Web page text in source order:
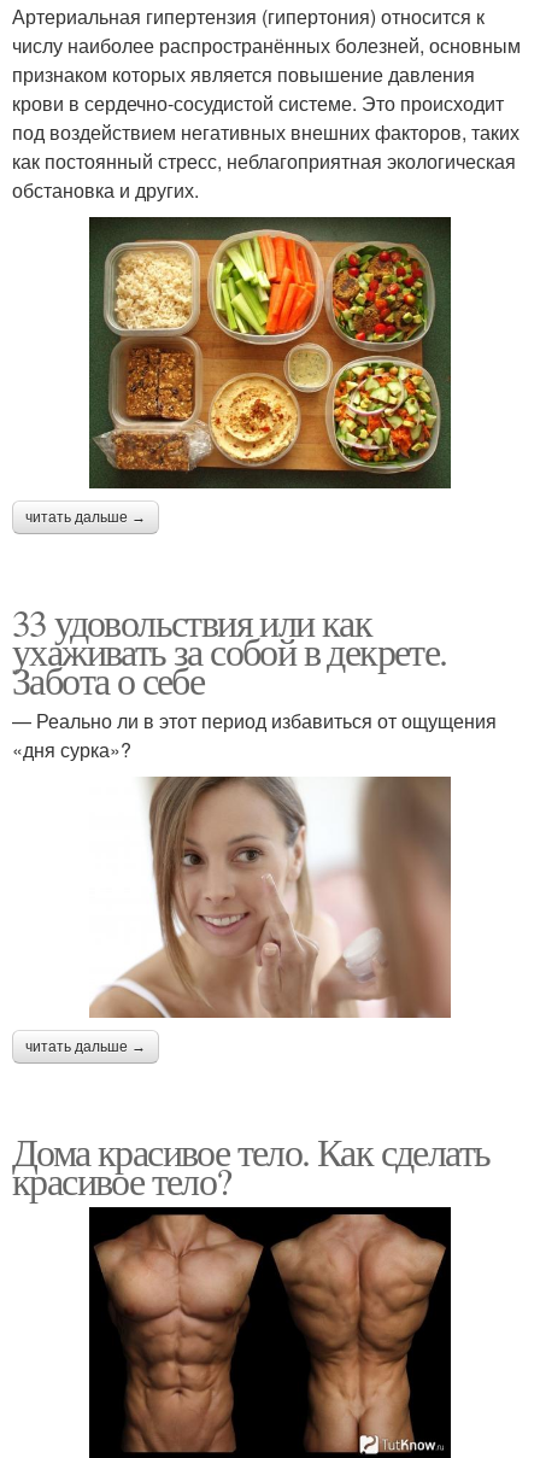
Артериальная гипертензия (гипертония) относится к
числу наиболее распространённых болезней, основным
признаком которых является повышение давления
крови в сердечно-сосудистой системе. Это происходит
под воздействием негативных внешних факторов, таких
как постоянный стресс, неблагоприятная экологическая
обстановка и других.
читать дальше →
33 удовольствия или как
ухаживать за собой в декрете.
Забота о себе
— Реально ли в этот период избавиться от ощущения
«дня сурка»?
читать дальше →
Дома красивое тело. Как сделать
красивое тело?